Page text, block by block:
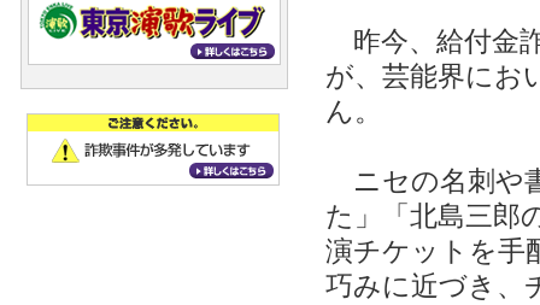
昨今、給付金
が、芸能界にお
ん。
ニセの名刺や
た」「北島三郎
演チケットを手
巧みに近づき、